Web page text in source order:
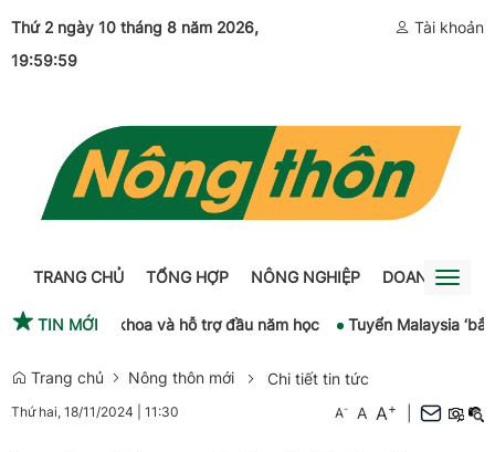
Thứ 2 ngày 10 tháng 8 năm 2026,
19:59:59
Tài khoản
TRANG CHỦ TỔNG HỢP NÔNG NGHIỆP DOANH Toggle
sách giáo khoa và hỗ trợ đầu năm học
Tuyển Malaysia ‘bắt
TIN MỚI
Trang chủ Nông thôn mới Chi tiết tin tức
Thứ hai, 18/11/2024 11:30 A- A A+